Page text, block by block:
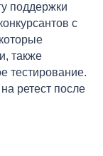
поддержки
с
также
тестирование.
ретест после